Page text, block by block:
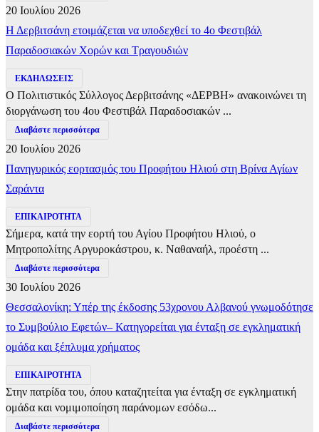
20 Ιουλίου 2026
Η Δερβιτσάνη ετοιμάζεται να υποδεχθεί το 4ο Φεστιβάλ
Παραδοσιακών Χορών και Τραγουδιών
ΕΚΔΗΛΩΣΕΙΣ
Ο Πολιτιστικός Σύλλογος Δερβιτσάνης «ΔΕΡΒΗ» ανακοινώνει τη
διοργάνωση του 4ου Φεστιβάλ Παραδοσιακών ...
Διαβάστε περισσότερα
20 Ιουλίου 2026
Πανηγυρικός εορτασμός του Προφήτου Ηλιού στη Βρίνα Αγίων
Σαράντα
ΕΠΙΚΑΙΡΟΤΗΤΑ
Σήμερα, κατά την εορτή του Αγίου Προφήτου Ηλιού, ο
Μητροπολίτης Αργυροκάστρου, κ. Ναθαναήλ, προέστη ...
Διαβάστε περισσότερα
30 Ιουλίου 2026
Θεσσαλονίκη: Υπέρ της έκδοσης 53χρονου Αλβανού γνωμοδότησε
το Συμβούλιο Εφετών– Κατηγορείται για ένταξη σε εγκληματική
ομάδα και ξέπλυμα χρήματος
ΕΠΙΚΑΙΡΟΤΗΤΑ
Στην πατρίδα του, όπου καταζητείται για ένταξη σε εγκληματική
ομάδα και νομιμοποίηση παράνομων εσόδω...
Διαβάστε περισσότερα